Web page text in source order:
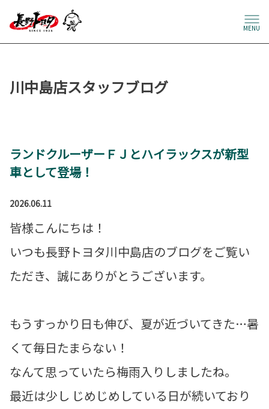
MENU
川中島店スタッフブログ
ランドクルーザーＦＪとハイラックスが新型
車として登場！
2026.06.11
皆様こんにちは！
いつも長野トヨタ川中島店のブログをご覧い
ただき、誠にありがとうございます。
もうすっかり日も伸び、夏が近づいてきた…暑
くて毎日たまらない！
なんて思っていたら梅雨入りしましたね。
最近は少し じめじめしている日が続いており